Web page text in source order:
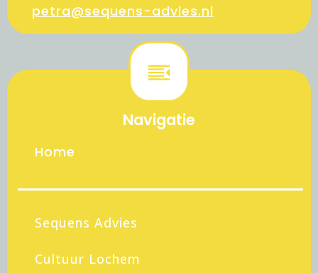
petra@sequens-advies.nl
Navigatie
Home
Sequens Advies
Cultuur Lochem